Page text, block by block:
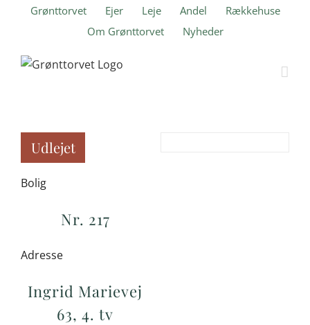
Grønttorvet Ejer Leje Andel
Rækkehuse
Om Grønttorvet
Nyheder
Udlejet
Bolig
Nr. 217
Adresse
Ingrid Marievej
63, 4. tv